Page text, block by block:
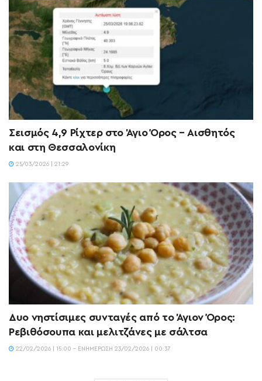
Σεισμός 4,9 Ρίχτερ στο Άγιο Όρος – Aισθητός
και στη Θεσσαλονίκη
25/03/2026 | 21:29
Δυο νηστίσιμες συνταγές από το Άγιον Όρος:
Ρεβιθόσουπα και μελιτζάνες με σάλτσα
22/02/2026 | 15:00 - ΕΝΗΜΈΡΩΣΗ 23/02/2026 | 00:37